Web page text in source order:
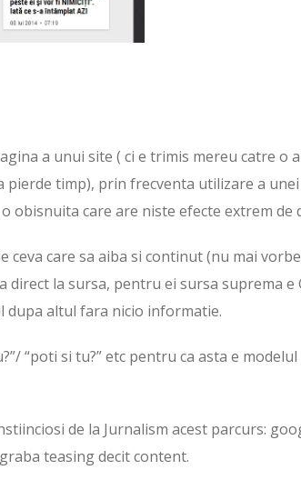
a unui site ( ci e trimis mereu catre o
timp), prin frecventa utilizare a unei
obisnuita care are niste efecte extrem de
care sa aiba si continut (nu mai
la sursa, pentru ei sursa suprema e
dupa altul fara nicio informatie.
“poti si tu?” etc pentru ca asta e modelul
de la Jurnalism acest parcurs:
teasing decit content.